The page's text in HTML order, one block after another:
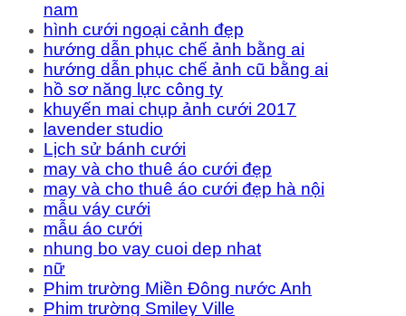
nam
hình cưới ngoại cảnh đẹp
hướng dẫn phục chế ảnh bằng ai
hướng dẫn phục chế ảnh cũ bằng ai
hồ sơ năng lực công ty
khuyến mai chụp ảnh cưới 2017
lavender studio
Lịch sử bánh cưới
may và cho thuê áo cưới đẹp
may và cho thuê áo cưới đẹp hà nội
mẫu váy cưới
mẫu áo cưới
nhung bo vay cuoi dep nhat
nữ
Phim trường Miền Đông nước Anh
Phim trường Smiley Ville